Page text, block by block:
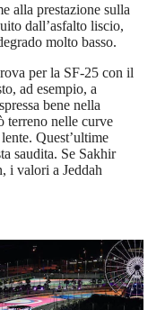
alla prestazione sulla
dall’asfalto liscio,
molto basso.
per la SF-25 con il
ad esempio, a
bene nella
terreno nelle curve
Quest’ultime
saudita. Se Sakhir
i valori a Jeddah